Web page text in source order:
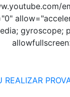
gyroscope;
REALIZAR